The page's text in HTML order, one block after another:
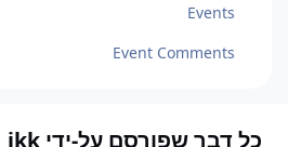
Events
Event Comments
כל דבר שפורסם על-ידי jkk